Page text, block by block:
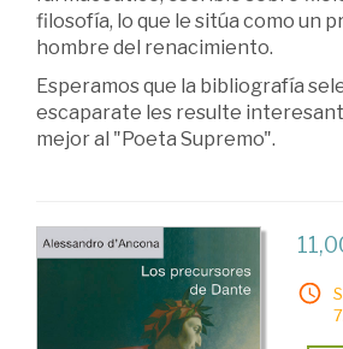
filosofía, lo que le sitúa como un
hombre del renacimiento.
Esperamos que la bibliografía
escaparate les resulte
mejor al "Poeta Supremo".